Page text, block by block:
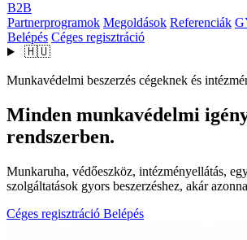
B2B
Partnerprogramok Megoldások Referenciák
Belépés Céges regisztráció
🇭🇺
Munkavédelmi beszerzés cégeknek és
Minden munkavédelmi
rendszerben.
Munkaruha, védőeszköz, intézményellátás,
szolgáltatások gyors beszerzéshez, akár
Céges regisztráció Belépés